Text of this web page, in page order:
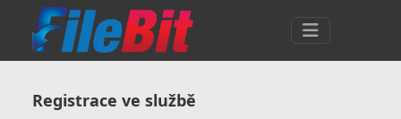
Registrace ve službě